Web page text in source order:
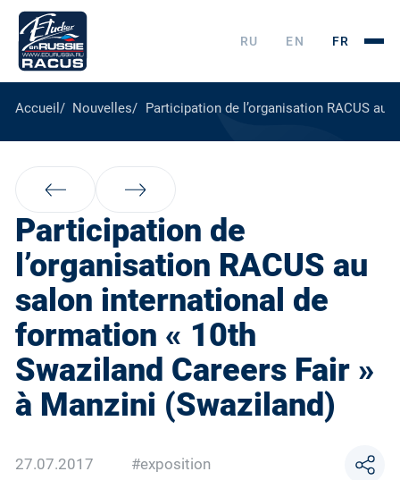
RU EN FR
Accueil Nouvelles Participation de l’organisation RACUS au
Participation de
l’organisation RACUS au
salon international de
formation « 10th
Swaziland Careers Fair »
à Manzini (Swaziland)
27.07.2017 #exposition